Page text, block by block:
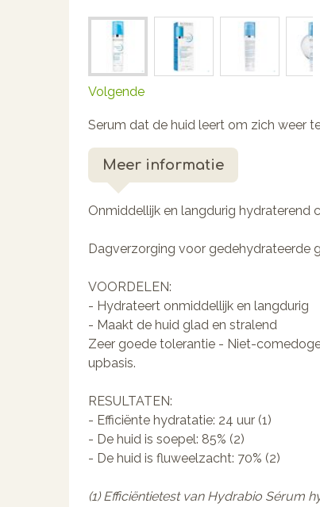
Volgende
Serum dat de huid leert om zich weer
Meer informatie
Onmiddellijk en langdurig hydraterend
Dagverzorging voor gedehydrateerde
VOORDELEN:
- Hydrateert onmiddellijk en langdurig
- Maakt de huid glad en stralend
Zeer goede tolerantie - Niet-
upbasis.
RESULTATEN:
- Efficiënte hydratatie: 24 uur (1)
- De huid is soepel: 85% (2)
- De huid is fluweelzacht: 70% (2)
(1) Efficiëntietest van Hydrabio Sérum